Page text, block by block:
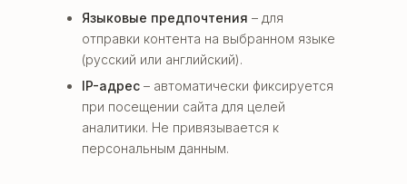
Языковые предпочтения – для
отправки контента на выбранном языке
(русский или английский).
IP-адрес – автоматически фиксируется
при посещении сайта для целей
аналитики. Не привязывается к
персональным данным.